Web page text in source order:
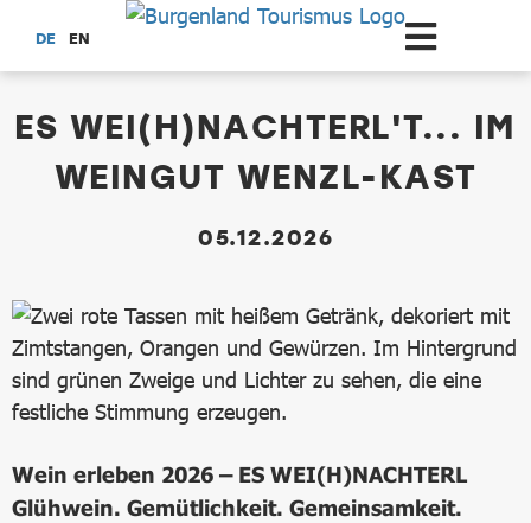
Zum Hauptinhalt springen
DE EN
ES WEI(H)NACHTERL'T... IM
WEINGUT WENZL-KAST
05.12.2026
Wein erleben 2026 – ES WEI(H)NACHTERL
Glühwein. Gemütlichkeit. Gemeinsamkeit.